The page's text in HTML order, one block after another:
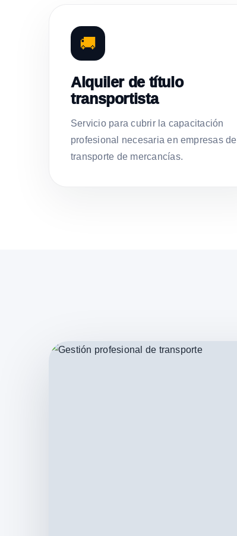
🚚
Alquiler de título
transportista
Servicio para cubrir la capacitación
profesional necesaria en empresas de
transporte de mercancías.